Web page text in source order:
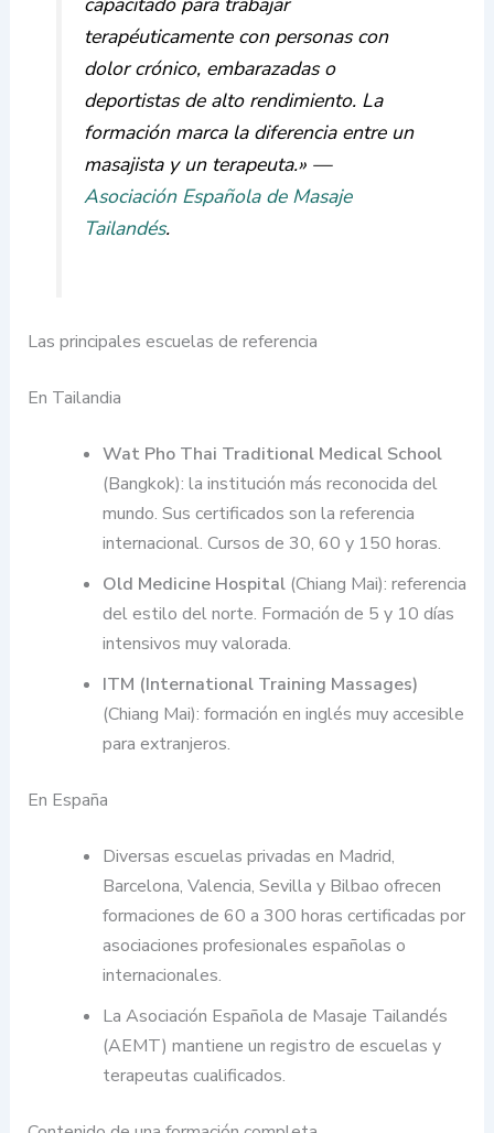
terapéuticamente con personas con
dolor crónico, embarazadas o
deportistas de alto rendimiento. La
formación marca la diferencia entre un
masajista y un terapeuta.» —
Asociación Española de Masaje
Tailandés.
Las principales escuelas de referencia
En Tailandia
Wat Pho Thai Traditional Medical School
(Bangkok): la institución más reconocida del
mundo. Sus certificados son la referencia
internacional. Cursos de 30, 60 y 150 horas.
Old Medicine Hospital(Chiang Mai): referencia
del estilo del norte. Formación de 5 y 10 días
intensivos muy valorada.
ITM (International Training Massages)
(Chiang Mai): formación en inglés muy accesible
para extranjeros.
En España
Diversas escuelas privadas en Madrid,
Barcelona, Valencia, Sevilla y Bilbao ofrecen
formaciones de 60 a 300 horas certificadas por
asociaciones profesionales españolas o
internacionales.
La Asociación Española de Masaje Tailandés
(AEMT) mantiene un registro de escuelas y
terapeutas cualificados.